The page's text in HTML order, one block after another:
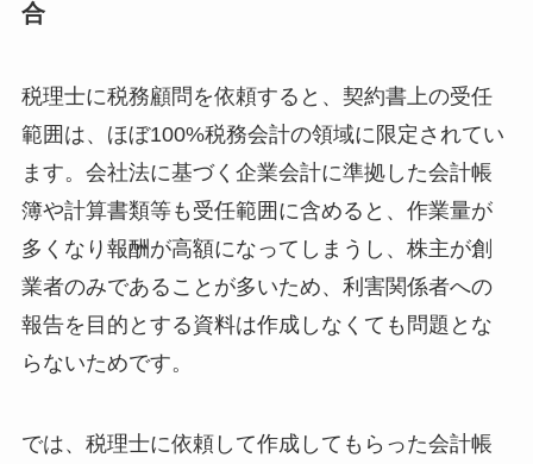
合
税理士に税務顧問を依頼すると、契約書上の受任
範囲は、ほぼ100%税務会計の領域に限定されてい
ます。会社法に基づく企業会計に準拠した会計帳
簿や計算書類等も受任範囲に含めると、作業量が
多くなり報酬が高額になってしまうし、株主が創
業者のみであることが多いため、利害関係者への
報告を目的とする資料は作成しなくても問題とな
らないためです。
では、税理士に依頼して作成してもらった会計帳